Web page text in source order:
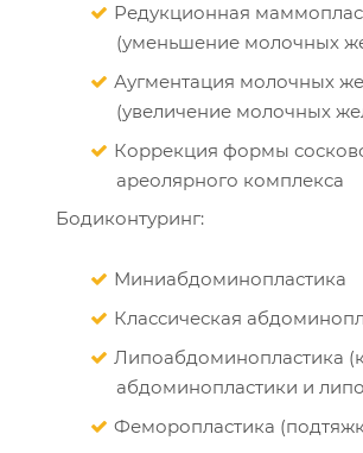
Редукционная
(уменьшение молочных
Аугментация молочных
(увеличение молочных
Коррекция формы
ареолярного комплекса
Бодиконтуринг:
Миниабдоминопластика
Классическая
Липоабдоминопластика
абдоминопластики и
Феморопластика